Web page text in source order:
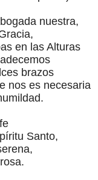
nuestra,
en las Alturas
brazos
nos es necesaria
Santo,